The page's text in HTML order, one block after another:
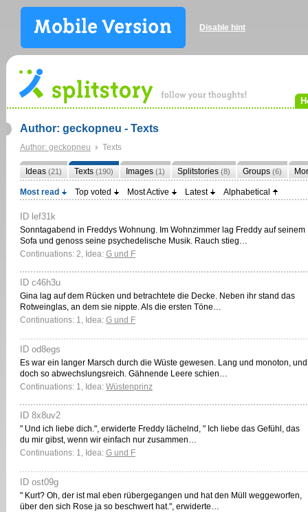
Disable hint
Author: geckopneu - Texts
Author: geckopneu Texts
Ideas (21) Texts (190) Images (1) Splitstories (8) Groups (6)
Most read Top voted Most Active Latest Alphabetical
ID lef31k
Sonntagabend in Freddys Wohnung. Im Wohnzimmer lag Freddy auf seinem
Sofa und genoss seine psychedelische Musik. Rauch stieg…
Continuations: 2, Idea: G und F
ID c46h3u
Gina lag auf dem Rücken und betrachtete die Decke. Neben ihr stand das
Rotweinglas, an dem sie nippte. Als die ersten Töne…
Continuations: 1, Idea: G und F
ID od8egs
Es war ein langer Marsch durch die Wüste gewesen. Lang und monoton, und
doch so abwechslungsreich. Gähnende Leere schien…
Continuations: 1, Idea: Wüstenprinz
ID 8x8uv2
" Und ich liebe dich.", erwiderte Freddy lächelnd, " Ich liebe das Gefühl, das
du mir gibst, wenn wir einfach nur zusammen…
Continuations: 1, Idea: G und F
ID ost09g
" Kurt? Oh, der ist mal eben rübergegangen und hat den Müll weggeworfen,
über den sich Rose ja so beschwert hat.", erwiderte…